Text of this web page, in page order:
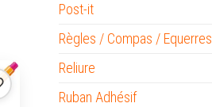
Post-it
Règles / Compas / Equerres
Reliure
Ruban Adhésif